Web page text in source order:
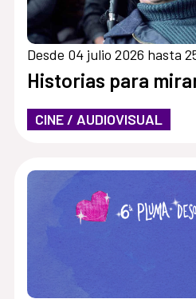
Desde 04 julio 2026 hasta
Historias para
CINE / AUDIOVISUAL